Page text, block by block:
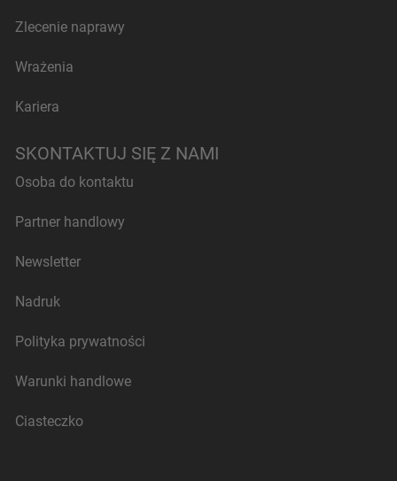
Zlecenie naprawy
Wrażenia
Kariera
SKONTAKTUJ SIĘ Z NAMI
Osoba do kontaktu
Partner handlowy
Newsletter
Nadruk
Polityka prywatności
Warunki handlowe
Ciasteczko